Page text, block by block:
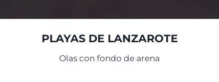
PLAYAS DE LANZAROTE
Olas con fondo de arena